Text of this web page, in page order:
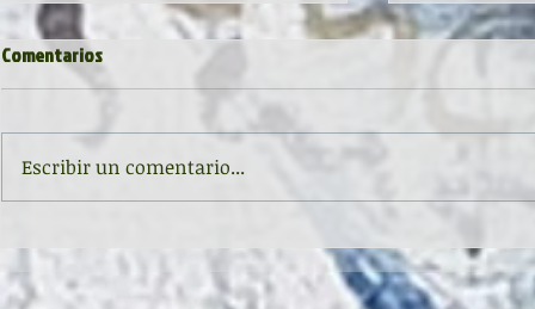
ESPUMILLÓN Y RAMA DE CANELA
Navidades de entonces. Había
en las Navidades un frío muy
distinto, un frío que no nos
rebajaba temperatura alguna,
sino que congelaba los sentidos
hondos, días que er
PASADOS LOS
Restas que
esperas,
como leves
Comentarios
Escribir un comentario...